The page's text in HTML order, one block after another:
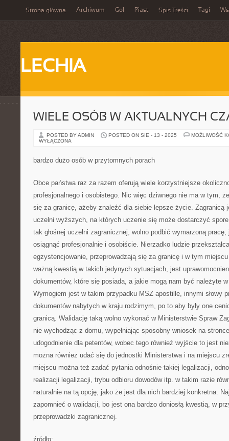
Strona główna Archiwum Gol Piast Spis Treści Tagi
LECHIA
WIELE OSÓB W AKTUALNYCH
POSTED BY ADMIN POSTED ON SIE - 13 - 2025
MOŻLIWOŚĆ
WYŁĄCZONA
bardzo dużo osób w przytomnych porach
Obce państwa raz za razem oferują wiele korzystniejsze
profesjonalnego i osobistego. Nic więc dziwnego nie ma w tym,
się za granicę, ażeby znaleźć dla siebie lepsze życie. Zagranicą
uczelni wyższych, na których uczenie się może dostarczyć
tak głośnej uczelni zagranicznej, wolno podbić wymarzoną
osiągnąć profesjonalnie i osobiście. Nierzadko ludzie
egzystencjowanie, przeprowadzają się za granicę i w tym
ważną kwestią w takich jedynych sytuacjach, jest
dokumentów, które się posiada, a jakie mogą nam być należyte
Wymogiem jest w takim przypadku MSZ apostille, innymi słowy
dokumentów nabytych w kraju rodzimym, po to aby były one
granicą. Walidację taką wolno wykonać w Ministerstwie Spraw
nie wychodząc z domu, wypełniając sposobny wniosek na
udogodnienie dla petentów, wobec tego również wyjście to jest
można również udać się do jednostki Ministerstwa i na miejscu
miejscu można też zadać pytania odnośnie takiej legalizacji,
realizacji legalizacji, trybu odbioru dowodów itp. w takim razie
naturalnie na tą opcję, jako że jest dla nich bardziej konkretna.
zapomnieć o walidacji, bo jest ona bardzo doniosłą kwestią, w
przeprowadzki zagranicznej.
źródło: